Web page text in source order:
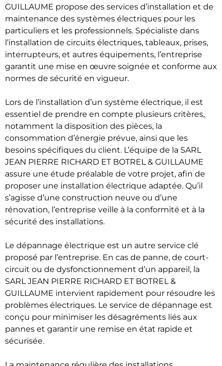
GUILLAUME propose des services d’installation et de
maintenance des systèmes électriques pour les
particuliers et les professionnels. Spécialiste dans
l’installation de circuits électriques, tableaux, prises,
interrupteurs, et autres équipements, l’entreprise
garantit une mise en œuvre soignée et conforme aux
normes de sécurité en vigueur.
Lors de l’installation d’un système électrique, il est
essentiel de prendre en compte plusieurs critères,
notamment la disposition des pièces, la
consommation d’énergie prévue, ainsi que les
besoins spécifiques du client. L’équipe de la SARL
JEAN PIERRE RICHARD ET BOTREL & GUILLAUME
assure une étude préalable de votre projet, afin de
proposer une installation électrique adaptée. Qu’il
s’agisse d’une construction neuve ou d’une
rénovation, l’entreprise veille à la conformité et à la
sécurité des installations.
Le dépannage électrique est un autre service clé
proposé par l’entreprise. En cas de panne, de court-
circuit ou de dysfonctionnement d’un appareil, la
SARL JEAN PIERRE RICHARD ET BOTREL &
GUILLAUME intervient rapidement pour résoudre les
problèmes électriques. Le service de dépannage est
conçu pour minimiser les désagréments liés aux
pannes et garantir une remise en état rapide et
sécurisée.